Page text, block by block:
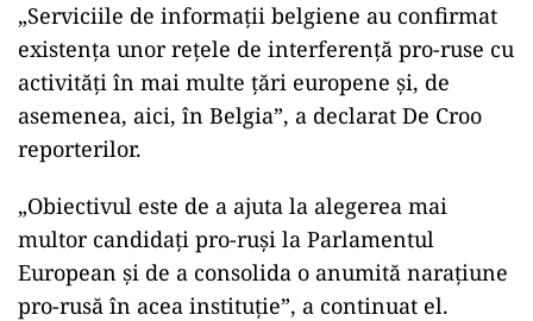
„Serviciile de informații belgiene au confirmat
existența unor rețele de interferență pro-ruse cu
activități în mai multe țări europene și, de
asemenea, aici, în Belgia”, a declarat De Croo
reporterilor.
„Obiectivul este de a ajuta la alegerea mai
multor candidați pro-ruși la Parlamentul
European și de a consolida o anumită narațiune
pro-rusă în acea instituție”, a continuat el.